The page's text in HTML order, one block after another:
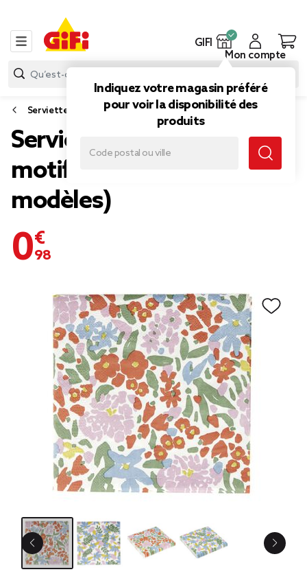
GIFI
Indiquez votre magasin préféré
pour voir la disponibilité des
produits
Mon compte
Serviette papier et nappe papier
Serviettes papier x20
motif fleuri 33x33cm (2
modèles)
0,98 €